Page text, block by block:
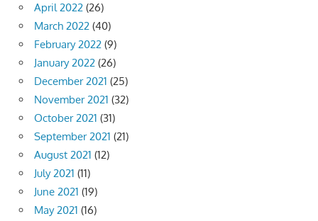
April 2022 (26)
March 2022 (40)
February 2022 (9)
January 2022 (26)
December 2021 (25)
November 2021 (32)
October 2021 (31)
September 2021 (21)
August 2021 (12)
July 2021 (11)
June 2021 (19)
May 2021 (16)